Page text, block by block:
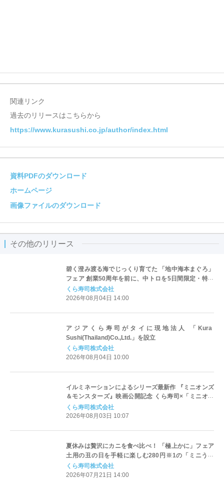
関連リンク
過去のリリースはこちらから
https://www.kurasushi.co.jp/author/index.html
資料PDFのダウンロード
ホームページ
画像ファイルのダウンロード
その他のリリース
碧く澄み渡る海でじっくり育てた 「地中海本まぐろ」
フェア 創業50周年を前に、中トロを5日間限定・特別
価格110円で提供 -8月7日（金）より期間・数量限定で
販売-
くら寿司株式会社
2026年08月04日 14:00
アジアくら寿司がタイに現地法人 「Kura
Sushi(Thailand)Co.,Ltd.」を設立
くら寿司株式会社
2026年08月04日 10:00
イルミネーションによるシリーズ最新作 『ミニオンズ
＆モンスターズ』映画公開記念 くら寿司×「ミニオン
ズ」初のコラボキャンペーン ～8月7日（金）から全国
のくら寿司で開催～
くら寿司株式会社
2026年08月03日 10:07
夏休みは贅沢にカニを食べ比べ！ 「極上かに」フェア
土用の丑の日を手軽に楽しむ280円※1の「ミニうな
丼」も登場！ ―7月24日（金）より期間・数量限定で
販売―
くら寿司株式会社
2026年07月21日 14:00